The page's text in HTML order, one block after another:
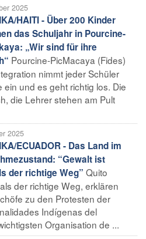
2025
HAITI - Über 200 Kinder
das Schuljahr in Pourcine-
„Wir sind für ihre
Pourcine-PicMacaya (Fides)
nimmt jeder Schüler
und es geht richtig los. Die
die Lehrer stehen am Pult
2025
ECUADOR - Das Land im
“Gewalt ist
der richtige Weg” Quito
der richtige Weg, erklären
zu den Protesten der
Indígenas del
Organisation de ...